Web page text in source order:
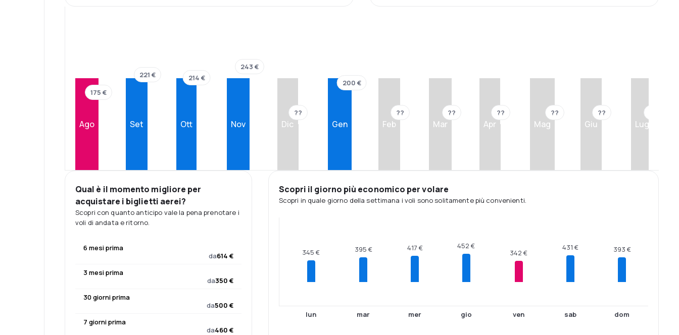
Ago
175 €
Set
221 €
Ott
214 €
Nov
243 €
Dic
??
Gen
200 €
Feb
??
Mar
??
Apr
??
Mag
??
Giu
??
Lug
Qual è il momento migliore per
acquistare i biglietti aerei?
Scopri con quanto anticipo vale la pena prenotare i
voli di andata e ritorno.
6 mesi prima
da614 €
3 mesi prima
da350 €
30 giorni prima
da500 €
7 giorni prima
da460 €
Scopri il giorno più economico per volare
Scopri in quale giorno della settimana i voli sono solitamente più convenienti.
345 €
lun
395 €
mar
417 €
mer
452 €
gio
342 €
ven
431 €
sab
393 €
dom